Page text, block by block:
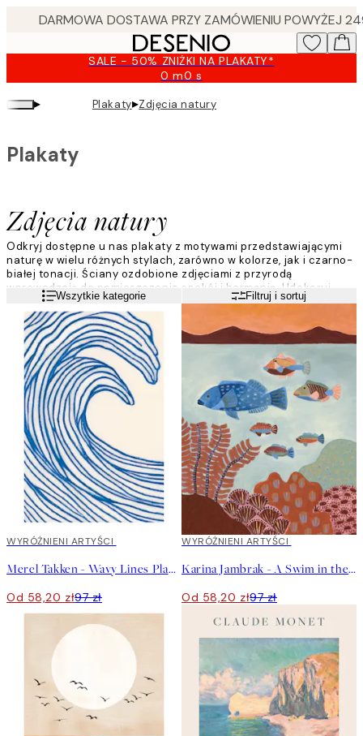
SALE - 50% ZNIŻKI NA PLAKATY*
0 m0 s
Ważny
2026-
▸ Plakaty▸Zdjęcia natury
Zdjęcia natury
Plakaty
Odkryj dostępne u nas plakaty z motywami przedstawiającymi
naturę w wielu różnych stylach, zarówno w kolorze, jak i czarno-
białej tonacji. Ściany ozdobione zdjęciami z przyrodą
wprowadzają do pomieszczenia spokój i harmonię. Udekoruj
ściany motywami z wzburzonym morzem, bujnym lasem lub
widokami z górskich szczytów. Nasza szeroka oferta pasuje do
wielu stylów wystroju wnętrz.
Czytaj więcejWszytkie kategorie Filtruj i sortuj
40%*
WYRÓŻNIENI ARTYŚCI
Merel Takken - Wavy Lines Plakat
Od 58,20 zł97 zł
40%*
WYRÓŻNIENI ARTYŚCI
Karina Jambrak - A Swim in the Ocean Plakat
Od 58,20 zł97 zł